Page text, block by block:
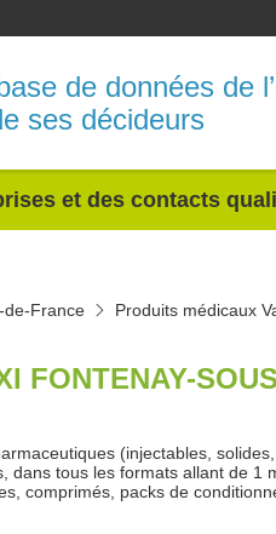
de données de
ses décideurs
et des contacts
de-France Produits médicaux
FONTENAY-
(injectables,
dans tous les formats allant de 1
comprimés, packs de